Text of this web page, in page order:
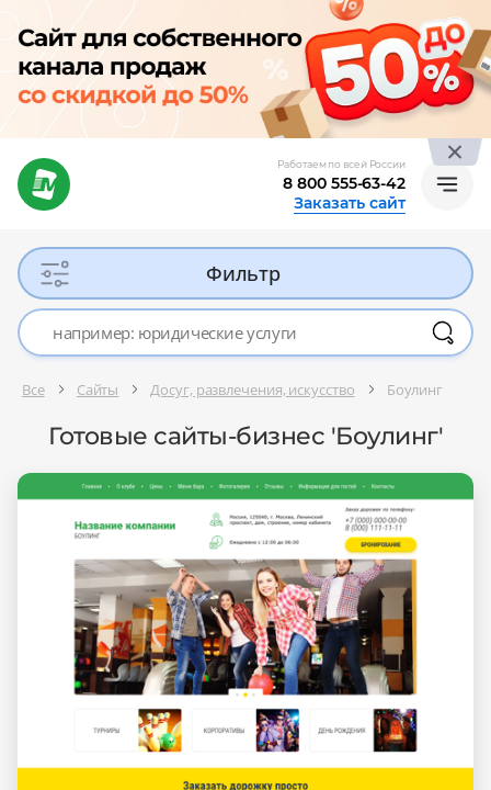
Работаем по всей России
8 800 555-63-42
Заказать сайт
Фильтр
Все Сайты Досуг, развлечения, искусство Боулинг
Готовые сайты-бизнес 'Боулинг'